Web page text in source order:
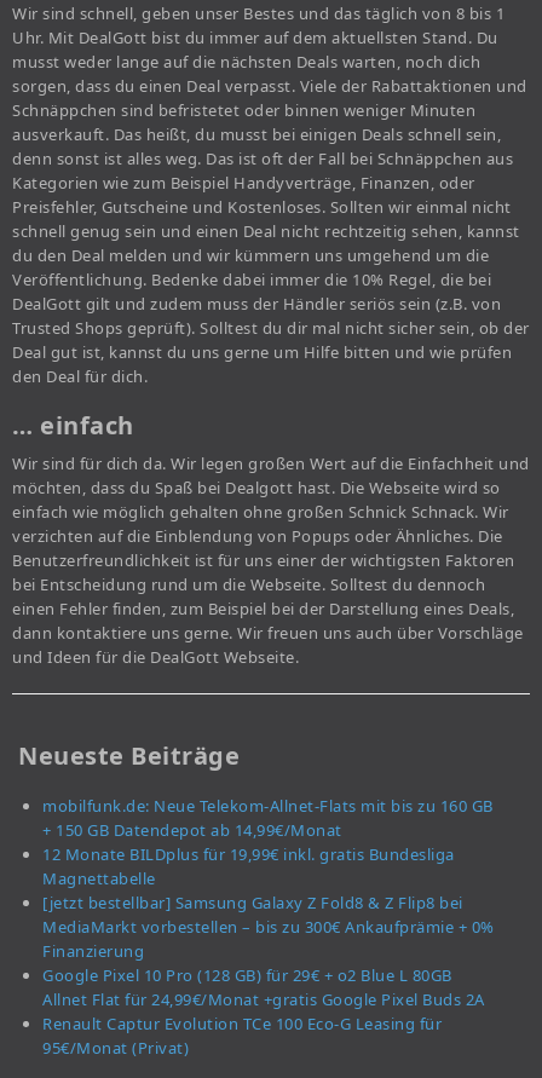
Wir sind schnell, geben unser Bestes und das täglich von 8 bis 1
Uhr. Mit DealGott bist du immer auf dem aktuellsten Stand. Du
musst weder lange auf die nächsten Deals warten, noch dich
sorgen, dass du einen Deal verpasst. Viele der Rabattaktionen und
Schnäppchen sind befristetet oder binnen weniger Minuten
ausverkauft. Das heißt, du musst bei einigen Deals schnell sein,
denn sonst ist alles weg. Das ist oft der Fall bei Schnäppchen aus
Kategorien wie zum Beispiel Handyverträge, Finanzen, oder
Preisfehler, Gutscheine und Kostenloses. Sollten wir einmal nicht
schnell genug sein und einen Deal nicht rechtzeitig sehen, kannst
du den Deal melden und wir kümmern uns umgehend um die
Veröffentlichung. Bedenke dabei immer die 10% Regel, die bei
DealGott gilt und zudem muss der Händler seriös sein (z.B. von
Trusted Shops geprüft). Solltest du dir mal nicht sicher sein, ob der
Deal gut ist, kannst du uns gerne um Hilfe bitten und wie prüfen
den Deal für dich.
… einfach
Wir sind für dich da. Wir legen großen Wert auf die Einfachheit und
möchten, dass du Spaß bei Dealgott hast. Die Webseite wird so
einfach wie möglich gehalten ohne großen Schnick Schnack. Wir
verzichten auf die Einblendung von Popups oder Ähnliches. Die
Benutzerfreundlichkeit ist für uns einer der wichtigsten Faktoren
bei Entscheidung rund um die Webseite. Solltest du dennoch
einen Fehler finden, zum Beispiel bei der Darstellung eines Deals,
dann kontaktiere uns gerne. Wir freuen uns auch über Vorschläge
und Ideen für die DealGott Webseite.
Neueste Beiträge
mobilfunk.de: Neue Telekom-Allnet-Flats mit bis zu 160 GB
+ 150 GB Datendepot ab 14,99€/Monat
12 Monate BILDplus für 19,99€ inkl. gratis Bundesliga
Magnettabelle
[jetzt bestellbar] Samsung Galaxy Z Fold8 & Z Flip8 bei
MediaMarkt vorbestellen – bis zu 300€ Ankaufprämie + 0%
Finanzierung
Google Pixel 10 Pro (128 GB) für 29€ + o2 Blue L 80GB
Allnet Flat für 24,99€/Monat +gratis Google Pixel Buds 2A
Renault Captur Evolution TCe 100 Eco-G Leasing für
95€/Monat (Privat)